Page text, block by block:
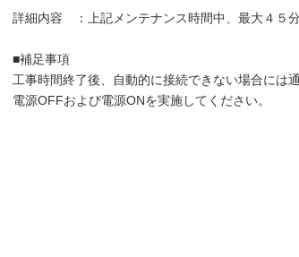
詳細内容　：上記メンテナンス時間中、最大４５
■補足事項
工事時間終了後、自動的に接続できない場合には
電源OFFおよび電源ONを実施してください。